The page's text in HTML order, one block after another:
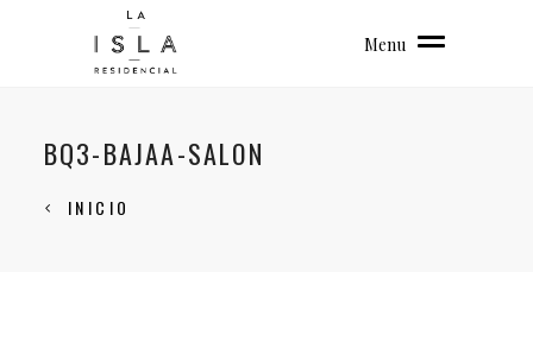
Menu
BQ3-BAJAA-SALON
INICIO